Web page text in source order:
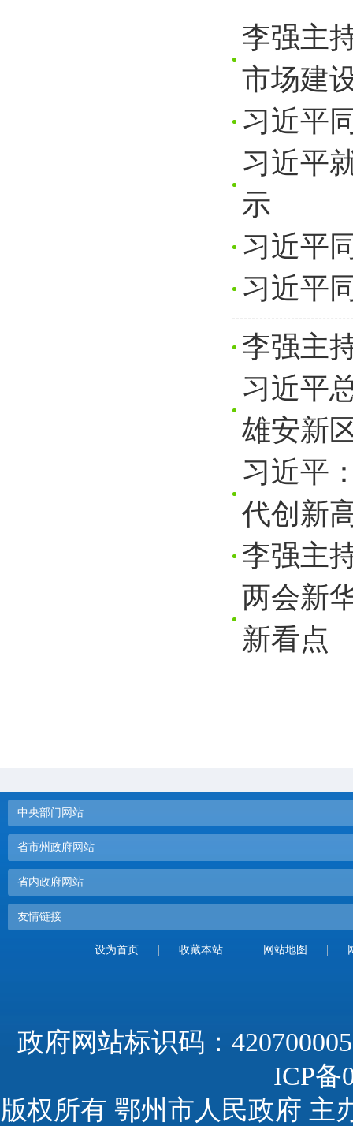
李强主
市场建
习近平
习近平
示
习近平
习近平
李强主
习近平
雄安新
习近平
代创新
李强主
两会新
新看点
中央部门网站
省市州政府网站
省内政府网站
友情链接
设为首页 收藏本站 网站地图
政府网站标识码：
ICP备
版权所有 鄂州市人民政府 主